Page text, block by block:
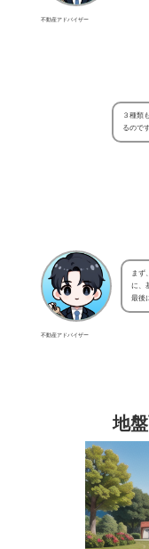
不動産アドバイザー
３種類
るので
不動産アドバイザー
まず
に、
最後
地